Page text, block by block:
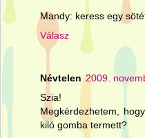
Mandy: keress egy
Válasz
Névtelen 2009.
Szia!
Megkérdezhetem,
kiló gomba termett?